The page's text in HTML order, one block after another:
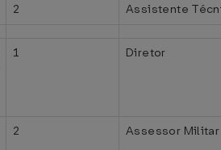
2
Assistente
1 Diretor
2 Assessor Militar